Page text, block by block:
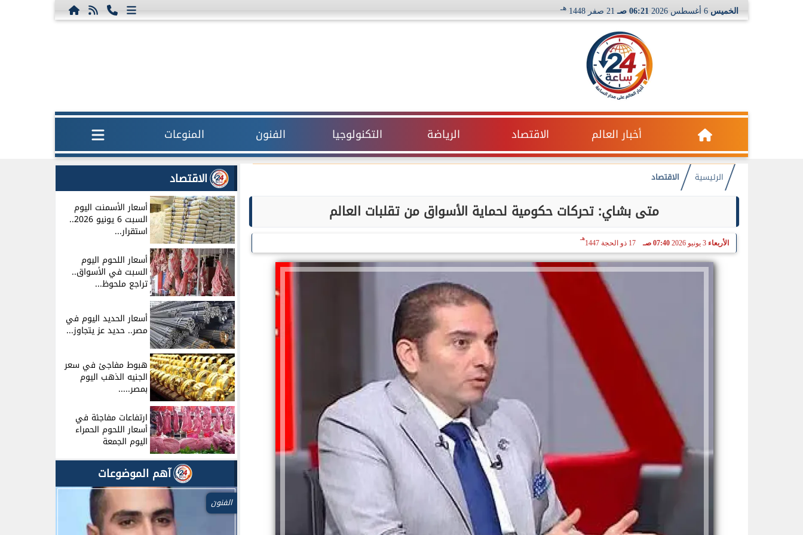
الخميس 06:21 صـ 21 صفر 1448 هـ
أخبار العالم الاقتصاد الرياضة التكنولوجيا الفنون المنوعات
الرئيسية الاقتصاد
متى بشاي: تحركات حكومية لحماية الأسواق من تقلبات العالم
الأربعاء 3 يونيو 2026 07:40 صـ 17 ذو الحجة 1447
هـ
الاقتصاد
أسعار الأسمنت اليوم
السبت 6 يونيو 2026..
استقرار...
أسعار اللحوم اليوم
السبت في الأسواق..
تراجع ملحوظ...
أسعار الحديد اليوم في
مصر.. حديد عز يتجاوز...
هبوط مفاجئ في سعر
الجنيه الذهب اليوم
بمصر.....
ارتفاعات مفاجئة في
أسعار اللحوم الحمراء
اليوم الجمعة
آهم الموضوعات
الفنون